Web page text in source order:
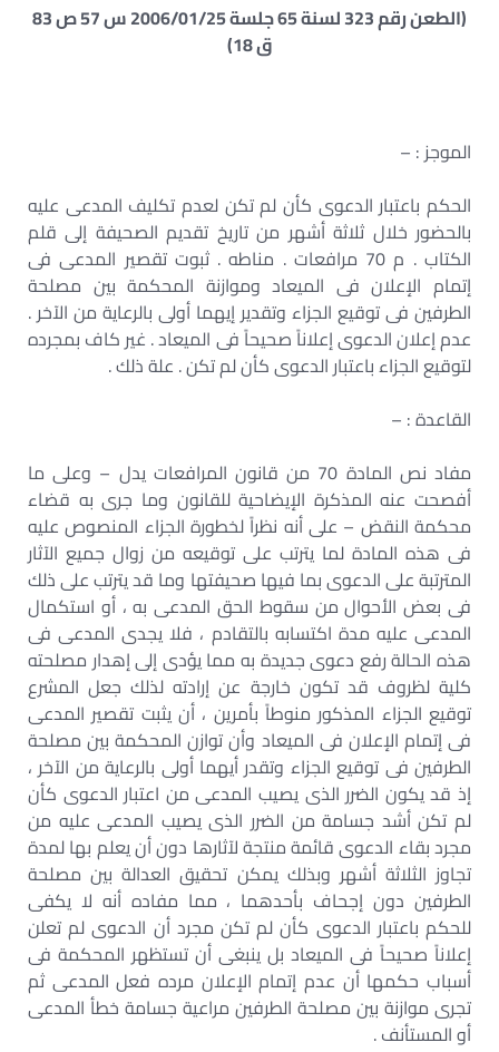
(الطعن رقم 323 لسنة 65 جلسة 2006/01/25 س 57 ص 83
ق 18)
الموجز : –
الحكم باعتبار الدعوى كأن لم تكن لعدم تكليف المدعى عليه
بالحضور خلال ثلاثة أشهر من تاريخ تقديم الصحيفة إلى قلم
الكتاب . م 70 مرافعات . مناطه . ثبوت تقصير المدعى فى
إتمام الإعلان فى الميعاد وموازنة المحكمة بين مصلحة
الطرفين فى توقيع الجزاء وتقدير إيهما أولى بالرعاية من الآخر .
عدم إعلان الدعوى إعلاناً صحيحاً فى الميعاد . غير كاف بمجرده
لتوقيع الجزاء باعتبار الدعوى كأن لم تكن . علة ذلك .
القاعدة : –
مفاد نص المادة 70 من قانون المرافعات يدل – وعلى ما
أفصحت عنه المذكرة الإيضاحية للقانون وما جرى به قضاء
محكمة النقض – على أنه نظراً لخطورة الجزاء المنصوص عليه
فى هذه المادة لما يترتب على توقيعه من زوال جميع الآثار
المترتبة على الدعوى بما فيها صحيفتها وما قد يترتب على ذلك
فى بعض الأحوال من سقوط الحق المدعى به ، أو استكمال
المدعى عليه مدة اكتسابه بالتقادم ، فلا يجدى المدعى فى
هذه الحالة رفع دعوى جديدة به مما يؤدى إلى إهدار مصلحته
كلية لظروف قد تكون خارجة عن إرادته لذلك جعل المشرع
توقيع الجزاء المذكور منوطاً بأمرين ، أن يثبت تقصير المدعى
فى إتمام الإعلان فى الميعاد وأن توازن المحكمة بين مصلحة
الطرفين فى توقيع الجزاء وتقدر أيهما أولى بالرعاية من الآخر ،
إذ قد يكون الضرر الذى يصيب المدعى من اعتبار الدعوى كأن
لم تكن أشد جسامة من الضرر الذى يصيب المدعى عليه من
مجرد بقاء الدعوى قائمة منتجة لآثارها دون أن يعلم بها لمدة
تجاوز الثلاثة أشهر وبذلك يمكن تحقيق العدالة بين مصلحة
الطرفين دون إجحاف بأحدهما ، مما مفاده أنه لا يكفى
للحكم باعتبار الدعوى كأن لم تكن مجرد أن الدعوى لم تعلن
إعلاناً صحيحاً فى الميعاد بل ينبغى أن تستظهر المحكمة فى
أسباب حكمها أن عدم إتمام الإعلان مرده فعل المدعى ثم
تجرى موازنة بين مصلحة الطرفين مراعية جسامة خطأ المدعى
أو المستأنف .